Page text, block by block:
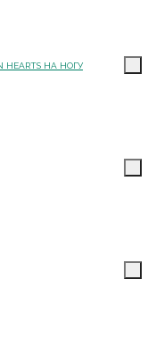
НА НОГУ